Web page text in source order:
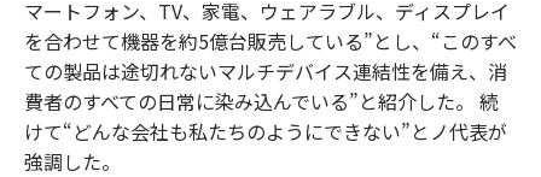
マートフォン、TV、家電、ウェアラブル、ディスプレイ
を合わせて機器を約5億台販売している”とし、“このすべ
ての製品は途切れないマルチデバイス連結性を備え、消
費者のすべての日常に染み込んでいる”と紹介した。 続
けて“どんな会社も私たちのようにできない”とノ代表が
強調した。